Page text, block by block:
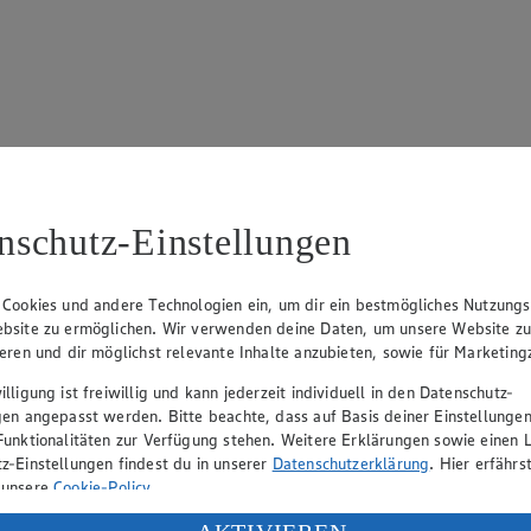
(Vorstandsvorsitzender), Peter Wagener
gewährt Ihnen jedoch das Recht, den auf dieser Website
und Vervielfältigung von Bildmaterial oder Grafiken aus
Einstellungen
und andere Technologien ein, um dir ein bestmögliches
zu ermöglichen. Wir verwenden deine Daten, um unsere Website zu
und dir möglichst relevante Inhalte anzubieten, sowie für
ist freiwillig und kann jederzeit individuell in den Datenschutz-
angepasst werden. Bitte beachte, dass auf Basis deiner
zur Verfügung stehen. Weitere Erklärungen sowie einen
Einstellungen findest du in unserer Datenschutzerklärung. Hier
Cookie-Policy.